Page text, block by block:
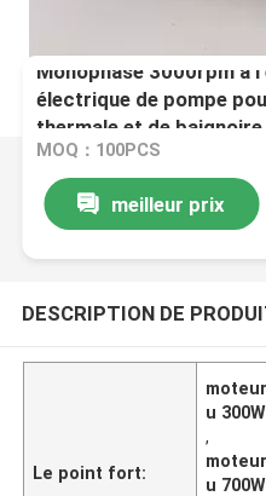
Monophasé 3000rpm à
électrique de pompe
thermale et de baignoire
MOQ：100PCS
meilleur prix
DESCRIPTION DE
Le point fort:
u 300W
,
u 700W